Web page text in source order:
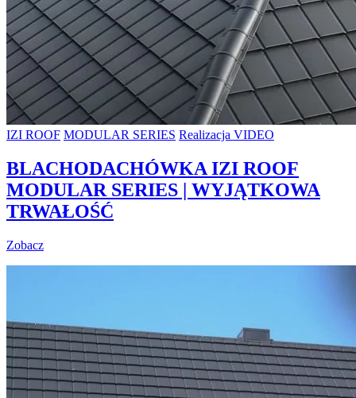
IZI ROOF MODULAR SERIES Realizacja VIDEO
BLACHODACHÓWKA IZI ROOF
MODULAR SERIES | WYJĄTKOWA
TRWAŁOŚĆ
Zobacz